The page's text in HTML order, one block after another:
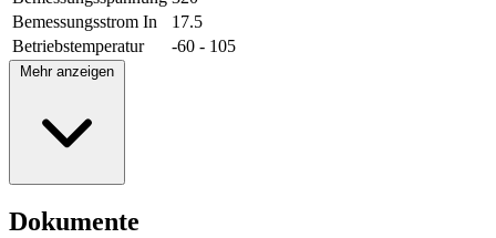
Bemessungsstrom In
17.5
Betriebstemperatur
-60 - 105
Mehr anzeigen
Dokumente